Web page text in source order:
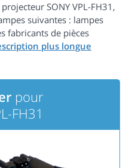
SONY VPL-FH31,
suivantes : lampes
fabricants de pièces
pour
FH31